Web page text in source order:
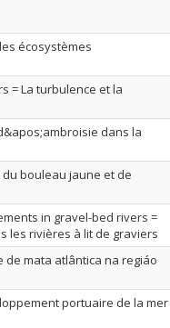
écosystèmes
= La turbulence et la
dans la
bouleau jaune et de
in gravel-bed rivers =
les rivières à lit de graviers
mata atlântica na regiáo
portuaire de la mer